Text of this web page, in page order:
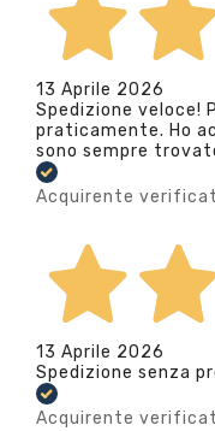
13 Aprile 2026
Spedizione veloce!
praticamente. Ho
sono sempre
Acquirente
13 Aprile 2026
Spedizione senza
Acquirente